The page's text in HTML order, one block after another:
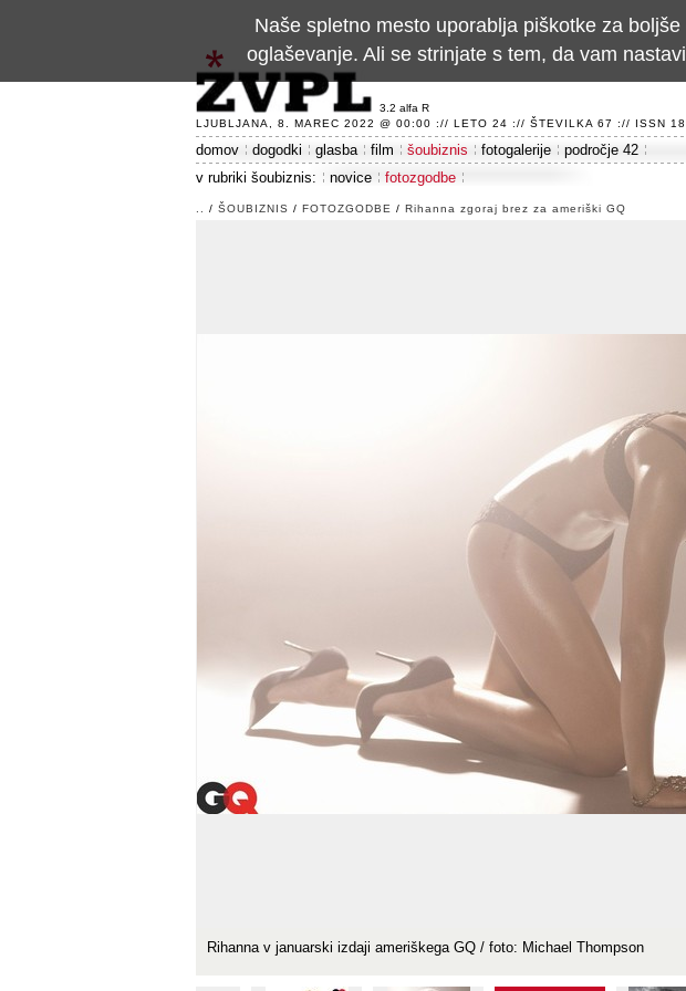
3.2 alfa R
LJUBLJANA, 8. MAREC 2022 @ 00:00 :// LETO 24 :// ŠTEVILKA 67 :// ISSN
domov dogodki glasba film šoubiznis fotogalerije
področje 42
v rubriki šoubiznis:
novice fotozgodbe
/ ŠOUBIZNIS / FOTOZGODBE / Rihanna zgoraj brez za ameriški GQ
Rihanna v januarski izdaji ameriškega GQ / foto: Michael Thompson
Naše spletno mesto uporablja piškotke za
oglaševanje. Ali se strinjate s tem, da vam